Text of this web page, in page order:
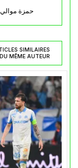
حمزة موالي
SIMILAIRES
DU MÊME AUTEUR